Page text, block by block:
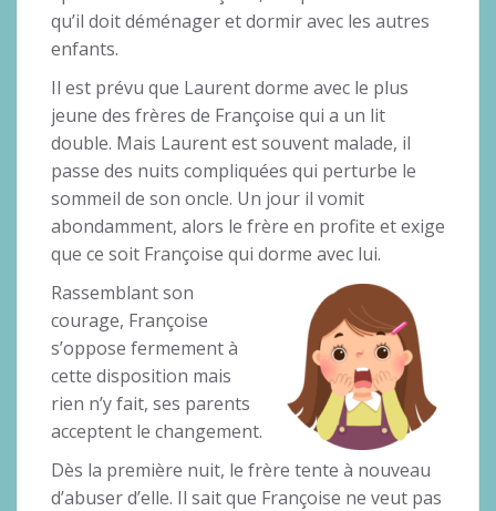
qu’il doit déménager et dormir avec les autres
enfants.
Il est prévu que Laurent dorme avec le plus
jeune des frères de Françoise qui a un lit
double. Mais Laurent est souvent malade, il
passe des nuits compliquées qui perturbe le
sommeil de son oncle. Un jour il vomit
abondamment, alors le frère en profite et exige
que ce soit Françoise qui dorme avec lui.
Rassemblant son
courage, Françoise
s’oppose fermement à
cette disposition mais
rien n’y fait, ses parents
acceptent le changement.
Dès la première nuit, le frère tente à nouveau
d’abuser d’elle. Il sait que Françoise ne veut pas